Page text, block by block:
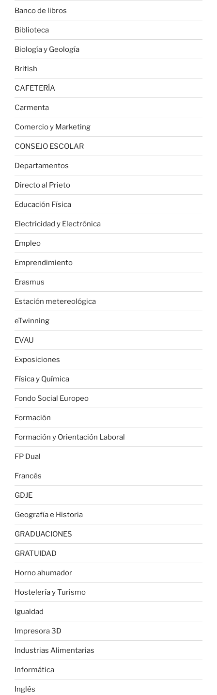
Banco de libros
Biblioteca
Biología y Geología
British
CAFETERÍA
Carmenta
Comercio y Marketing
CONSEJO ESCOLAR
Departamentos
Directo al Prieto
Educación Física
Electricidad y Electrónica
Empleo
Emprendimiento
Erasmus
Estación metereológica
eTwinning
EVAU
Exposiciones
Física y Química
Fondo Social Europeo
Formación
Formación y Orientación Laboral
FP Dual
Francés
GDJE
Geografía e Historia
GRADUACIONES
GRATUIDAD
Horno ahumador
Hostelería y Turismo
Igualdad
Impresora 3D
Industrias Alimentarias
Informática
Inglés